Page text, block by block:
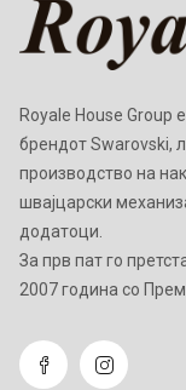
Royale House Group
брендот Swarovski,
производство на
швајцарски
додатоци.
Зa прв пат го
2007 година со